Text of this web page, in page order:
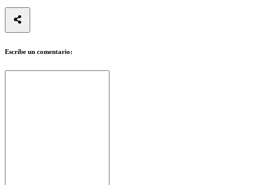
Escribe un comentario: